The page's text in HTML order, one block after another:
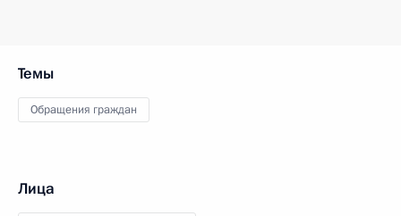
Темы
Обращения граждан
Лица